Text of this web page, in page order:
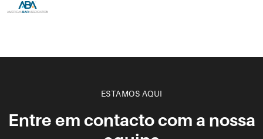
ESTAMOS AQUI
Entre em contacto com a nossa